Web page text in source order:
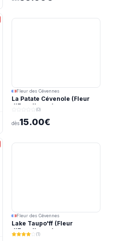
Fleur des Cévennes
La Patate Cévenole (Fleur
d'Excellence)
(0)
dès15.00€
Fleur des Cévennes
Lake Taupo'ff (Fleur
d'Excellence)
(1)